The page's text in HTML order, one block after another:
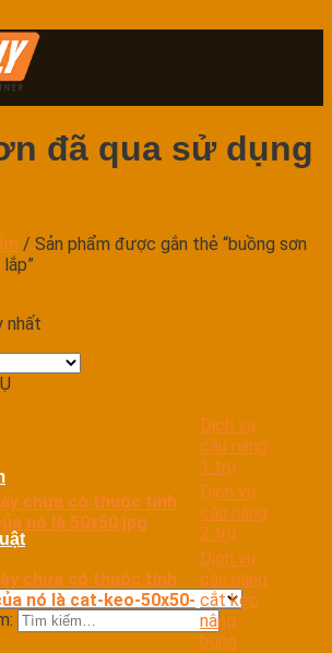
đã qua sử dụng
/ Sản phẩm được gắn thẻ “buồng sơn
nhất
Dịch vụ
cầu nâng
1 trụ
Dịch vụ
cầu nâng
2 trụ
Dịch vụ
cầu nâng
cắt kéo
nâng
bụng